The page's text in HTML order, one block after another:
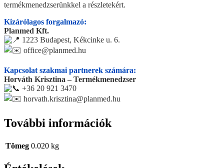
termékmenedzserünkkel a részletekért.
Kizárólagos forgalmazó:
Planmed Kft.
1223 Budapest, Kékcinke u. 6.
office@planmed.hu
Kapcsolat szakmai partnerek számára:
Horváth Krisztina – Termékmenedzser
+36 20 921 3470
horvath.krisztina@planmed.hu
További információk
Tömeg 0.020 kg